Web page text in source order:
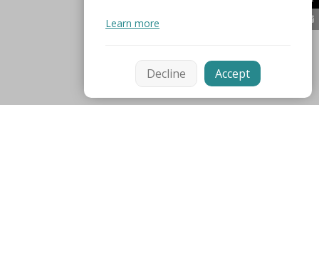
Learn more
Decline Accept